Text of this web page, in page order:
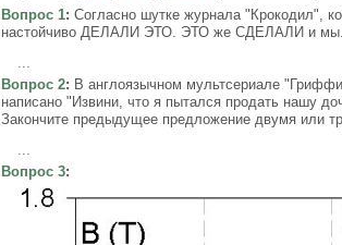
Вопрос 1: Согласно шутке журнала "Крокодил",
настойчиво ДЕЛАЛИ ЭТО. ЭТО же СДЕЛАЛИ и мы.
Вопрос 2: В англоязычном мультсериале
написано "Извини, что я пытался продать нашу
Закончите предыдущее предложение двумя или
Вопрос 3: